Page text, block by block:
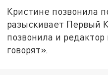
Кристине позвонила
разыскивает Первый
позвонила и
говорят».